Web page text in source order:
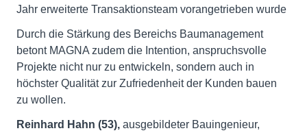
Jahr erweiterte Transaktionsteam vorangetrieben wurde
Durch die Stärkung des Bereichs Baumanagement
betont MAGNA zudem die Intention, anspruchsvolle
Projekte nicht nur zu entwickeln, sondern auch in
höchster Qualität zur Zufriedenheit der Kunden bauen
zu wollen.
Reinhard Hahn (53), ausgebildeter Bauingenieur,